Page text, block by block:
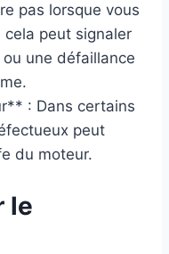
pas lorsque vous
peut signaler
une défaillance
: Dans certains
peut
du moteur.
le